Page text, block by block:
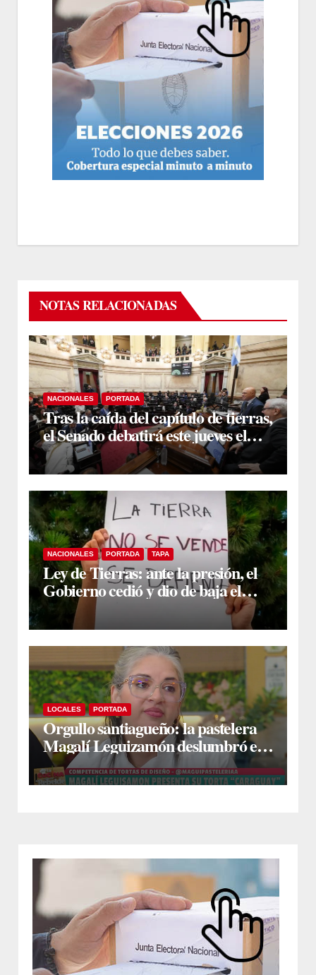
NOTAS RELACIONADAS
NACIONALES PORTADA
Tras la caída del capítulo de tierras,
el Senado debatirá este jueves el
proyecto sobre propiedad privada
NACIONALES PORTADA TAPA
Ley de Tierras: ante la presión, el
Gobierno cedió y dio de baja el
capítulo de la polémica
LOCALES PORTADA
Orgullo santiagueño: la pastelera
Magalí Leguizamón deslumbró en
Canal 13 con su torta “Caraguay” y
ganó la competencia